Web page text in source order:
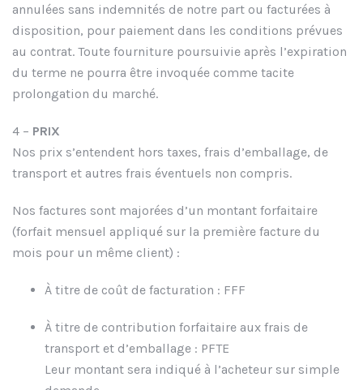
annulées sans indemnités de notre part ou facturées à
disposition, pour paiement dans les conditions prévues
au contrat. Toute fourniture poursuivie après l’expiration
du terme ne pourra être invoquée comme tacite
prolongation du marché.
4 – PRIX
Nos prix s’entendent hors taxes, frais d’emballage, de
transport et autres frais éventuels non compris.
Nos factures sont majorées d’un montant forfaitaire
(forfait mensuel appliqué sur la première facture du
mois pour un même client) :
À titre de coût de facturation : FFF
À titre de contribution forfaitaire aux frais de
transport et d’emballage : PFTE
Leur montant sera indiqué à l’acheteur sur simple